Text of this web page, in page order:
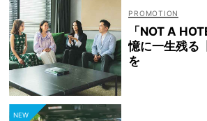
「NOT A
憶に一生残る
を